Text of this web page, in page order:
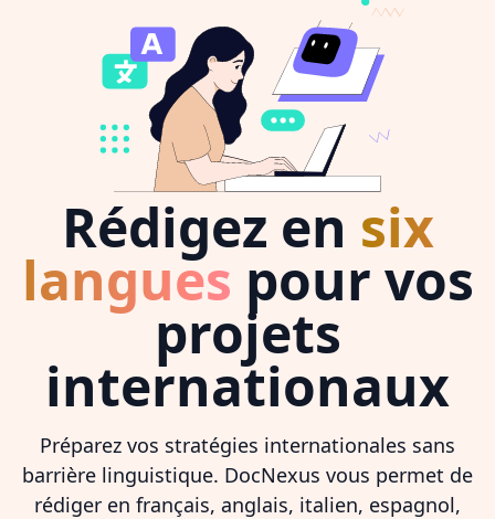
Rédigez en six
langues pour vos
projets
internationaux
Préparez vos stratégies internationales sans
barrière linguistique. DocNexus vous permet de
rédiger en français, anglais, italien, espagnol,